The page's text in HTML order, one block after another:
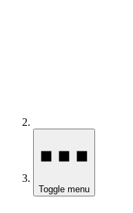
Toggle menu